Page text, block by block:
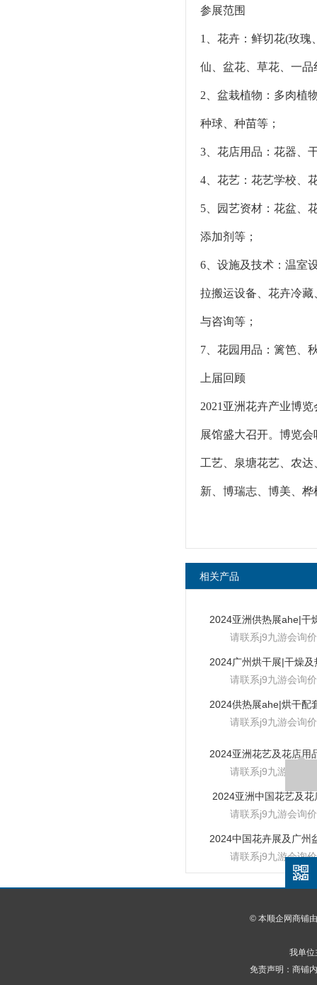
参展范围
1、花卉：鲜切花(玫
仙、盆花、草花、一
2、盆栽植物：多肉植
种球、种苗等；
3、花店用品：花器、
4、花艺：花艺学校、
5、园艺资材：花盆、
添加剂等；
6、设施及技术：温室
拉搬运设备、花卉冷
与咨询等；
7、花园用品：篱笆、
上届回顾
2021亚洲花卉产业博
展馆盛大召开。博览
工艺、泉塘花艺、农
新、博瑞志、博美、
相关产品
请联系j9九游会询价
请联系j9九游会询价
请联系j9九游会询价
请联系j9九游会询价
2024亚洲中国花艺及花
请联系j9九游会询价
请联系j9九游会询价
© 本顺企网商铺由
我单位
免责声明：商铺